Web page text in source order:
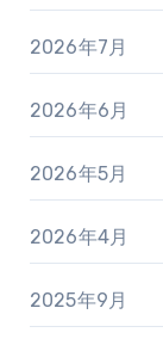
2026年7月
2026年6月
2026年5月
2026年4月
2025年9月